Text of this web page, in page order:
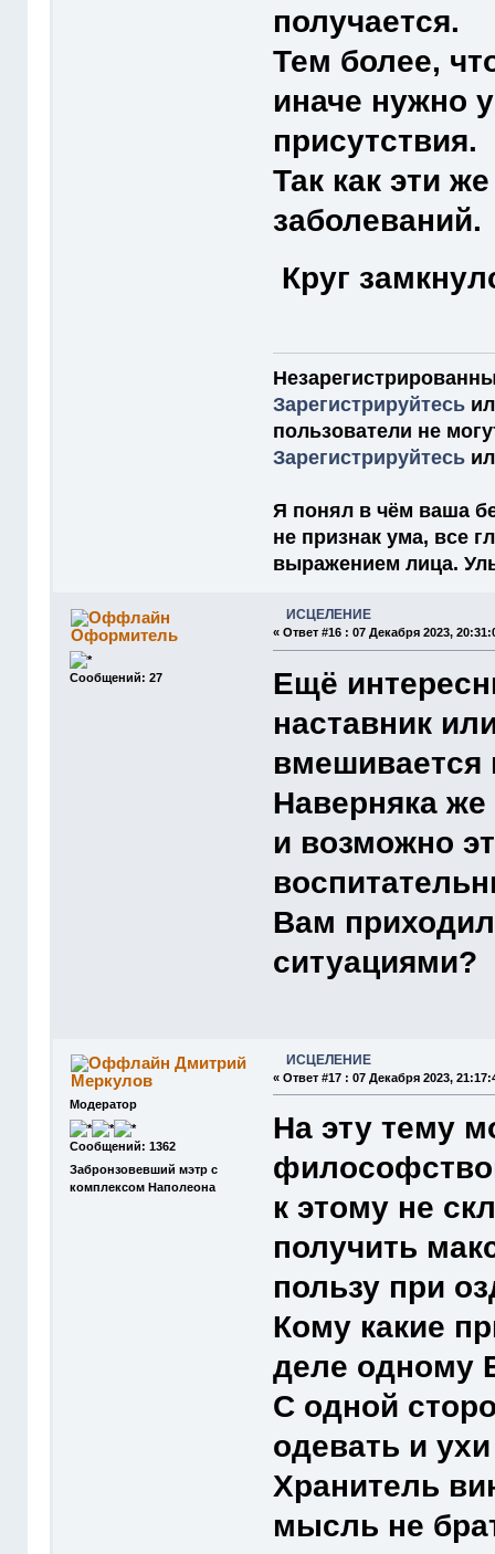
получается.
Тем более,
иначе нужно
присутствия.
Так как эти
заболеваний.
Круг
Зарегистрируйтесь
пользователи не
Зарегистрируйтесь
Я понял в чём ваша
не признак ума, все
выражением лица.
Оформитель
Сообщений: 27
ИСЦЕЛЕНИЕ
«Ответ #16 : 07 Декабря 2023,
Ещё
наставник
вмешивается
Наверняка же
и возможно
Вам
ситуациями?
Дмитрий
Меркулов
Модератор
Сообщений: 1362
Забронзовевший мэтр с
комплексом Наполеона
ИСЦЕЛЕНИЕ
«Ответ #17 : 07 Декабря 2023,
На эту тему
к этому не
получить
пользу при
Кому какие
деле одному
С одной
одевать и
Хранитель
мысль не